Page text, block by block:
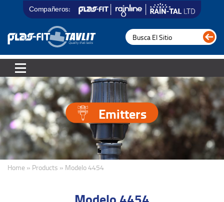
Compañeros:
Emitters
Home » Products » Modelo 4454